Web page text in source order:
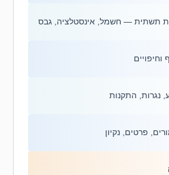
תשתית — חשמל, אינסטלציה, גבס
וחיפויים
נגרות, התקנות
פרטים, נקיון